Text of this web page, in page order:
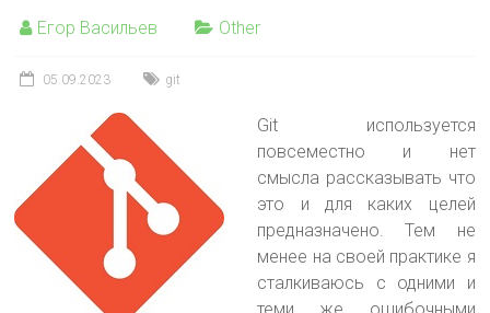
Егор Васильев Other
05.09.2023 git
Git используется
повсеместно и нет
смысла рассказывать что
это и для каких целей
предназначено. Тем не
менее на своей практике я
сталкиваюсь с одними и